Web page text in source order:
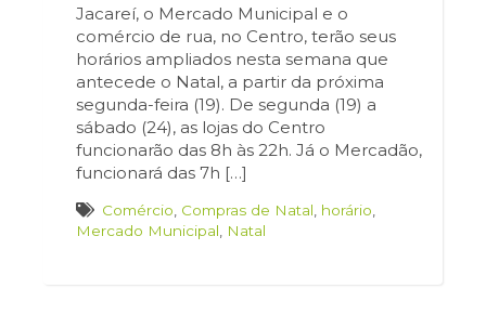
Jacareí, o Mercado Municipal e o
comércio de rua, no Centro, terão seus
horários ampliados nesta semana que
antecede o Natal, a partir da próxima
segunda-feira (19). De segunda (19) a
sábado (24), as lojas do Centro
funcionarão das 8h às 22h. Já o Mercadão,
funcionará das 7h […]
Comércio Compras de Natal horário
Mercado Municipal
Natal